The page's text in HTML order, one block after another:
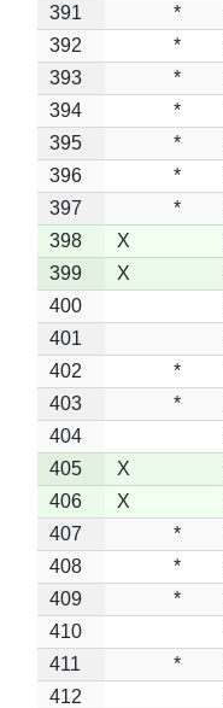
391
*
392
*
393
*
394
*
395
*
396
*
397
*
398
X
399
X
400
401
402
*
403
*
404
405
X
406
X
407
*
408
*
409
*
410
411
*
412